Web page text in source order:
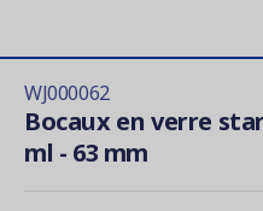
WJ000062
Bocaux en verre
ml - 63 mm